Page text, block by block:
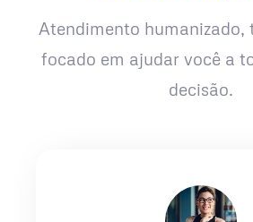
Atendimento humanizado,
focado em ajudar você a
decisão.